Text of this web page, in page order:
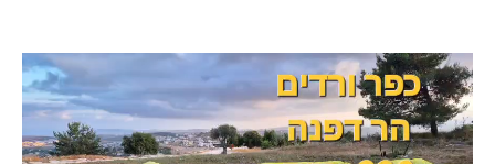
נגן
וידאו